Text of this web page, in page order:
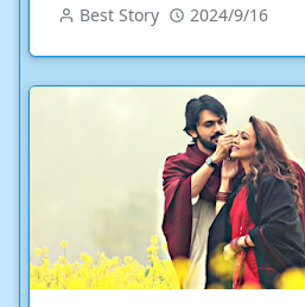
Best Story 2024/9/16